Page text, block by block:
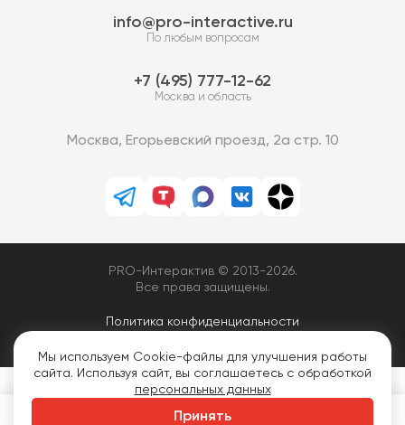
Покупка
info@pro-interactive.ru
По любым вопросам
7 (495) 777-12-62
Москва и область
Москва, Егорьевский проезд, 2а стр. 10
PRO-Интерактив © 2013-2026.
Все права защищены.
Политика конфиденциальности
Мы используем Cookie-файлы для улучшения работы
сайта. Используя сайт, вы соглашаетесь с обработкой
персональных данных
Принять